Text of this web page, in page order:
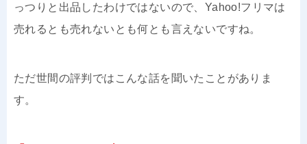
っつりと出品したわけではないので、Yahoo!フリマは
売れるとも売れないとも何とも言えないですね。
ただ世間の評判ではこんな話を聞いたことがありま
す。